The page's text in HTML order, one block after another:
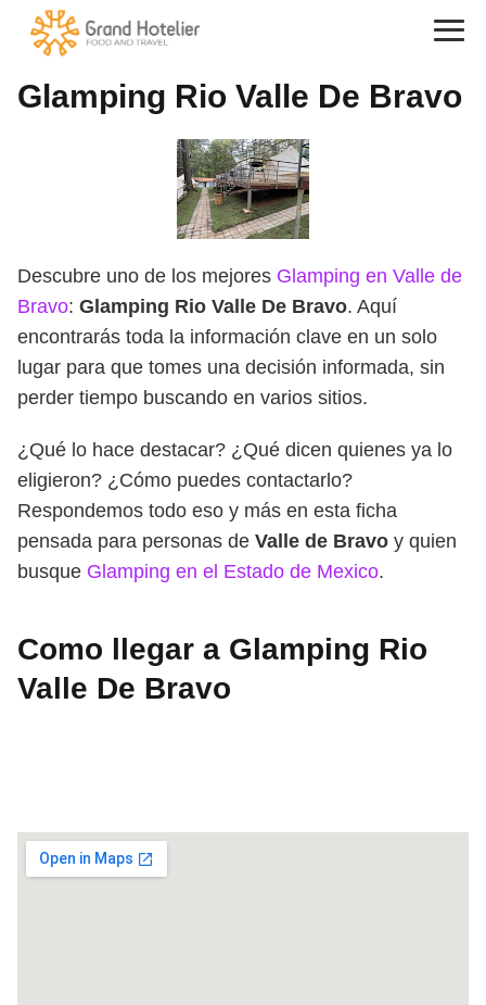
Glamping Rio Valle De Bravo
Descubre uno de los mejores Glamping en Valle de
Bravo: Glamping Rio Valle De Bravo. Aquí
encontrarás toda la información clave en un solo
lugar para que tomes una decisión informada, sin
perder tiempo buscando en varios sitios.
¿Qué lo hace destacar? ¿Qué dicen quienes ya lo
eligieron? ¿Cómo puedes contactarlo?
Respondemos todo eso y más en esta ficha
pensada para personas de Valle de Bravo y quien
busque Glamping en el Estado de Mexico.
Como llegar a Glamping Rio
Valle De Bravo